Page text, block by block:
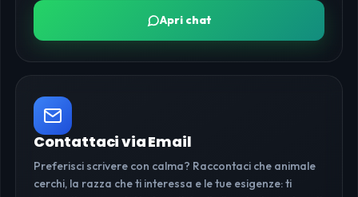
Apri chat
Contattaci via Email
Preferisci scrivere con calma? Raccontaci che animale
cerchi, la razza che ti interessa e le tue esigenze: ti